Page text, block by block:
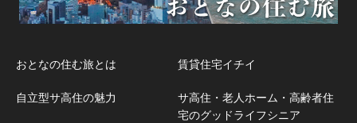
おとなの住む旅とは
自立型サ高住の魅力
賃貸住宅イチイ
サ高住・老人ホーム・高齢者住
宅のグッドライフシニア